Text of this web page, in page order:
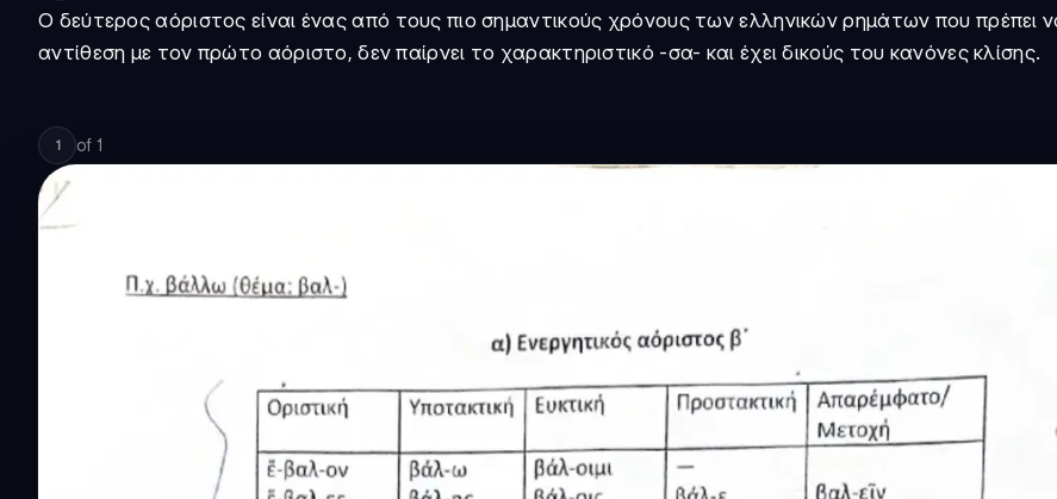
Ο δεύτερος αόριστος είναι ένας από τους πιο σημαντικούς χρόνους των ελληνικών ρημάτων που πρέπει
αντίθεση με τον πρώτο αόριστο, δεν παίρνει το χαρακτηριστικό -σα- και έχει δικούς του κανόνες κλίσης.
1 of 1